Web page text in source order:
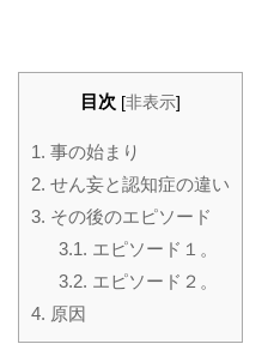
目次 [非表示]
1. 事の始まり
2. せん妄と認知症の違い
3. その後のエピソード
3.1. エピソード１。
3.2. エピソード２。
4. 原因